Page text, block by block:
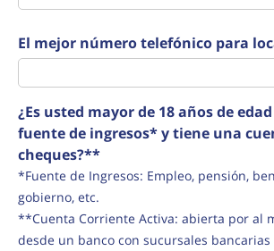
El mejor número telefónico para
¿Es usted mayor de 18 años de
fuente de ingresos* y tiene una
cheques?**
*Fuente de Ingresos: Empleo, pensión, beneficios del
gobierno, etc.
**Cuenta Corriente Activa: abierta por al
desde un banco con sucursales bancarias